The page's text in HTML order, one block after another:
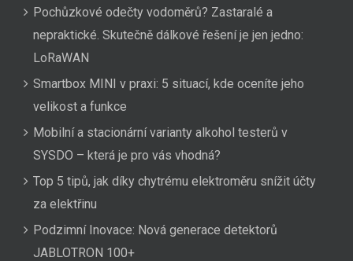
Pochůzkové odečty vodoměrů? Zastaralé a
nepraktické. Skutečně dálkové řešení je jen jedno:
LoRaWAN
Smartbox MINI v praxi: 5 situací, kde oceníte jeho
velikost a funkce
Mobilní a stacionární varianty alkohol testerů v
SYSDO – která je pro vás vhodná?
Top 5 tipů, jak díky chytrému elektroměru snížit účty
za elektřinu
Podzimní Inovace: Nová generace detektorů
JABLOTRON 100+